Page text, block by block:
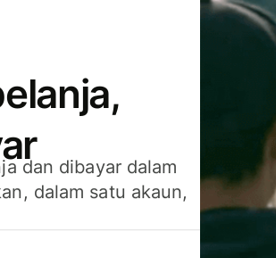
dan dibayar dalam
dalam satu akaun,